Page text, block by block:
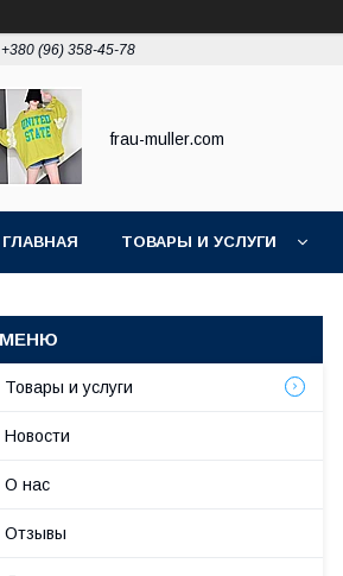
+380 (96) 358-45-78
frau-muller.com
ГЛАВНАЯ ТОВАРЫ И УСЛУГИ
Товары и услуги
Новости
О нас
Отзывы